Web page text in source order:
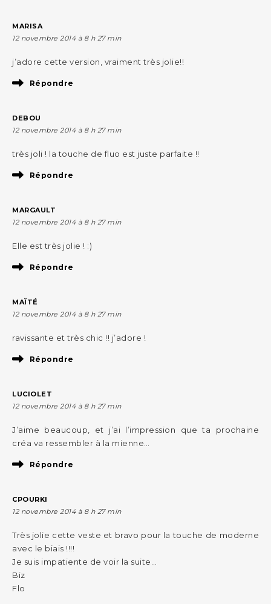
MARISA
12 novembre 2014 à 8 h 27 min
j’adore cette version, vraiment très jolie!!
Répondre
DEBOU
12 novembre 2014 à 8 h 27 min
très joli ! la touche de fluo est juste parfaite !!
Répondre
MARGAULT
12 novembre 2014 à 8 h 27 min
Elle est très jolie ! :)
Répondre
MAÏTÉ
12 novembre 2014 à 8 h 27 min
ravissante et très chic !! j’adore !
Répondre
LUCIOLET
12 novembre 2014 à 8 h 27 min
J’aime beaucoup, et j’ai l’impression que ta prochaine
créa va ressembler à la mienne…
Répondre
CPOURKI
12 novembre 2014 à 8 h 27 min
Très jolie cette veste et bravo pour la touche de moderne
avec le biais !!!!
Je suis impatiente de voir la suite…
Biz
Flo